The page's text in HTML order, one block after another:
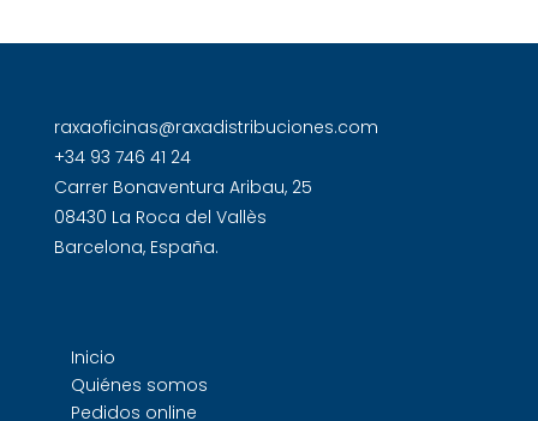
raxaoficinas@raxadistribuciones.com
+34 93 746 41 24
Carrer Bonaventura Aribau, 25
08430 La Roca del Vallès
Barcelona, España.
Inicio
Quiénes somos
Pedidos online